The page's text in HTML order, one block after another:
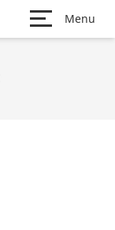
Menu